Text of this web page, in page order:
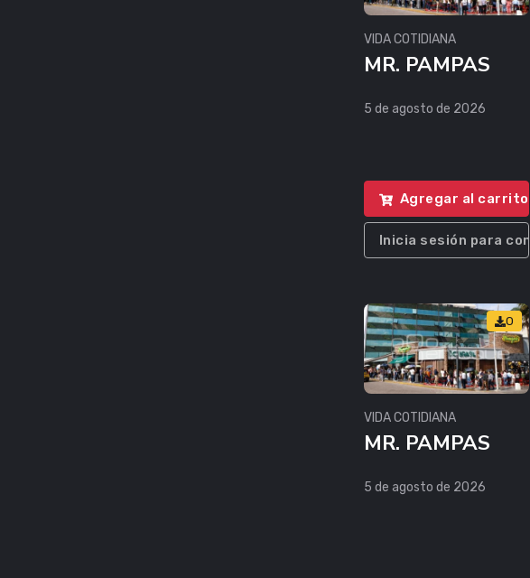
VIDA COTIDIANA
MR. PAMPAS
5 de agosto de 2026
Agregar al carrito
Inicia sesión para
0
VIDA COTIDIANA
MR. PAMPAS
5 de agosto de 2026